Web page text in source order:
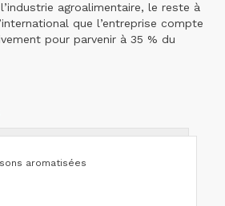
agroalimentaire, le reste à
que l’entreprise compte
pour parvenir à 35 % du
aromatisées